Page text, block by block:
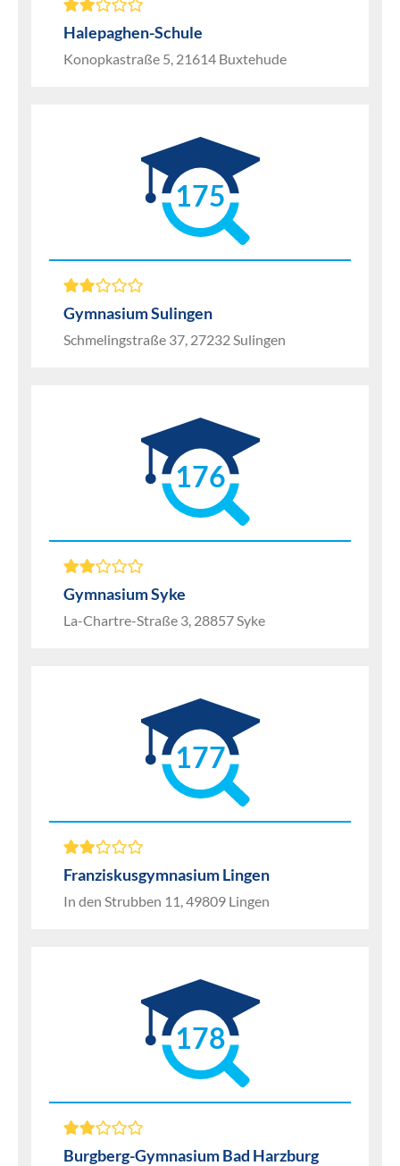
Halepaghen-Schule
Konopkastraße 5, 21614 Buxtehude
175
Gymnasium Sulingen
Schmelingstraße 37, 27232 Sulingen
176
Gymnasium Syke
La-Chartre-Straße 3, 28857 Syke
177
Franziskusgymnasium Lingen
In den Strubben 11, 49809 Lingen
178
Burgberg-Gymnasium Bad Harzburg